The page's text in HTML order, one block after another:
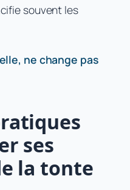
souvent les
ne change pas
ses
la tonte